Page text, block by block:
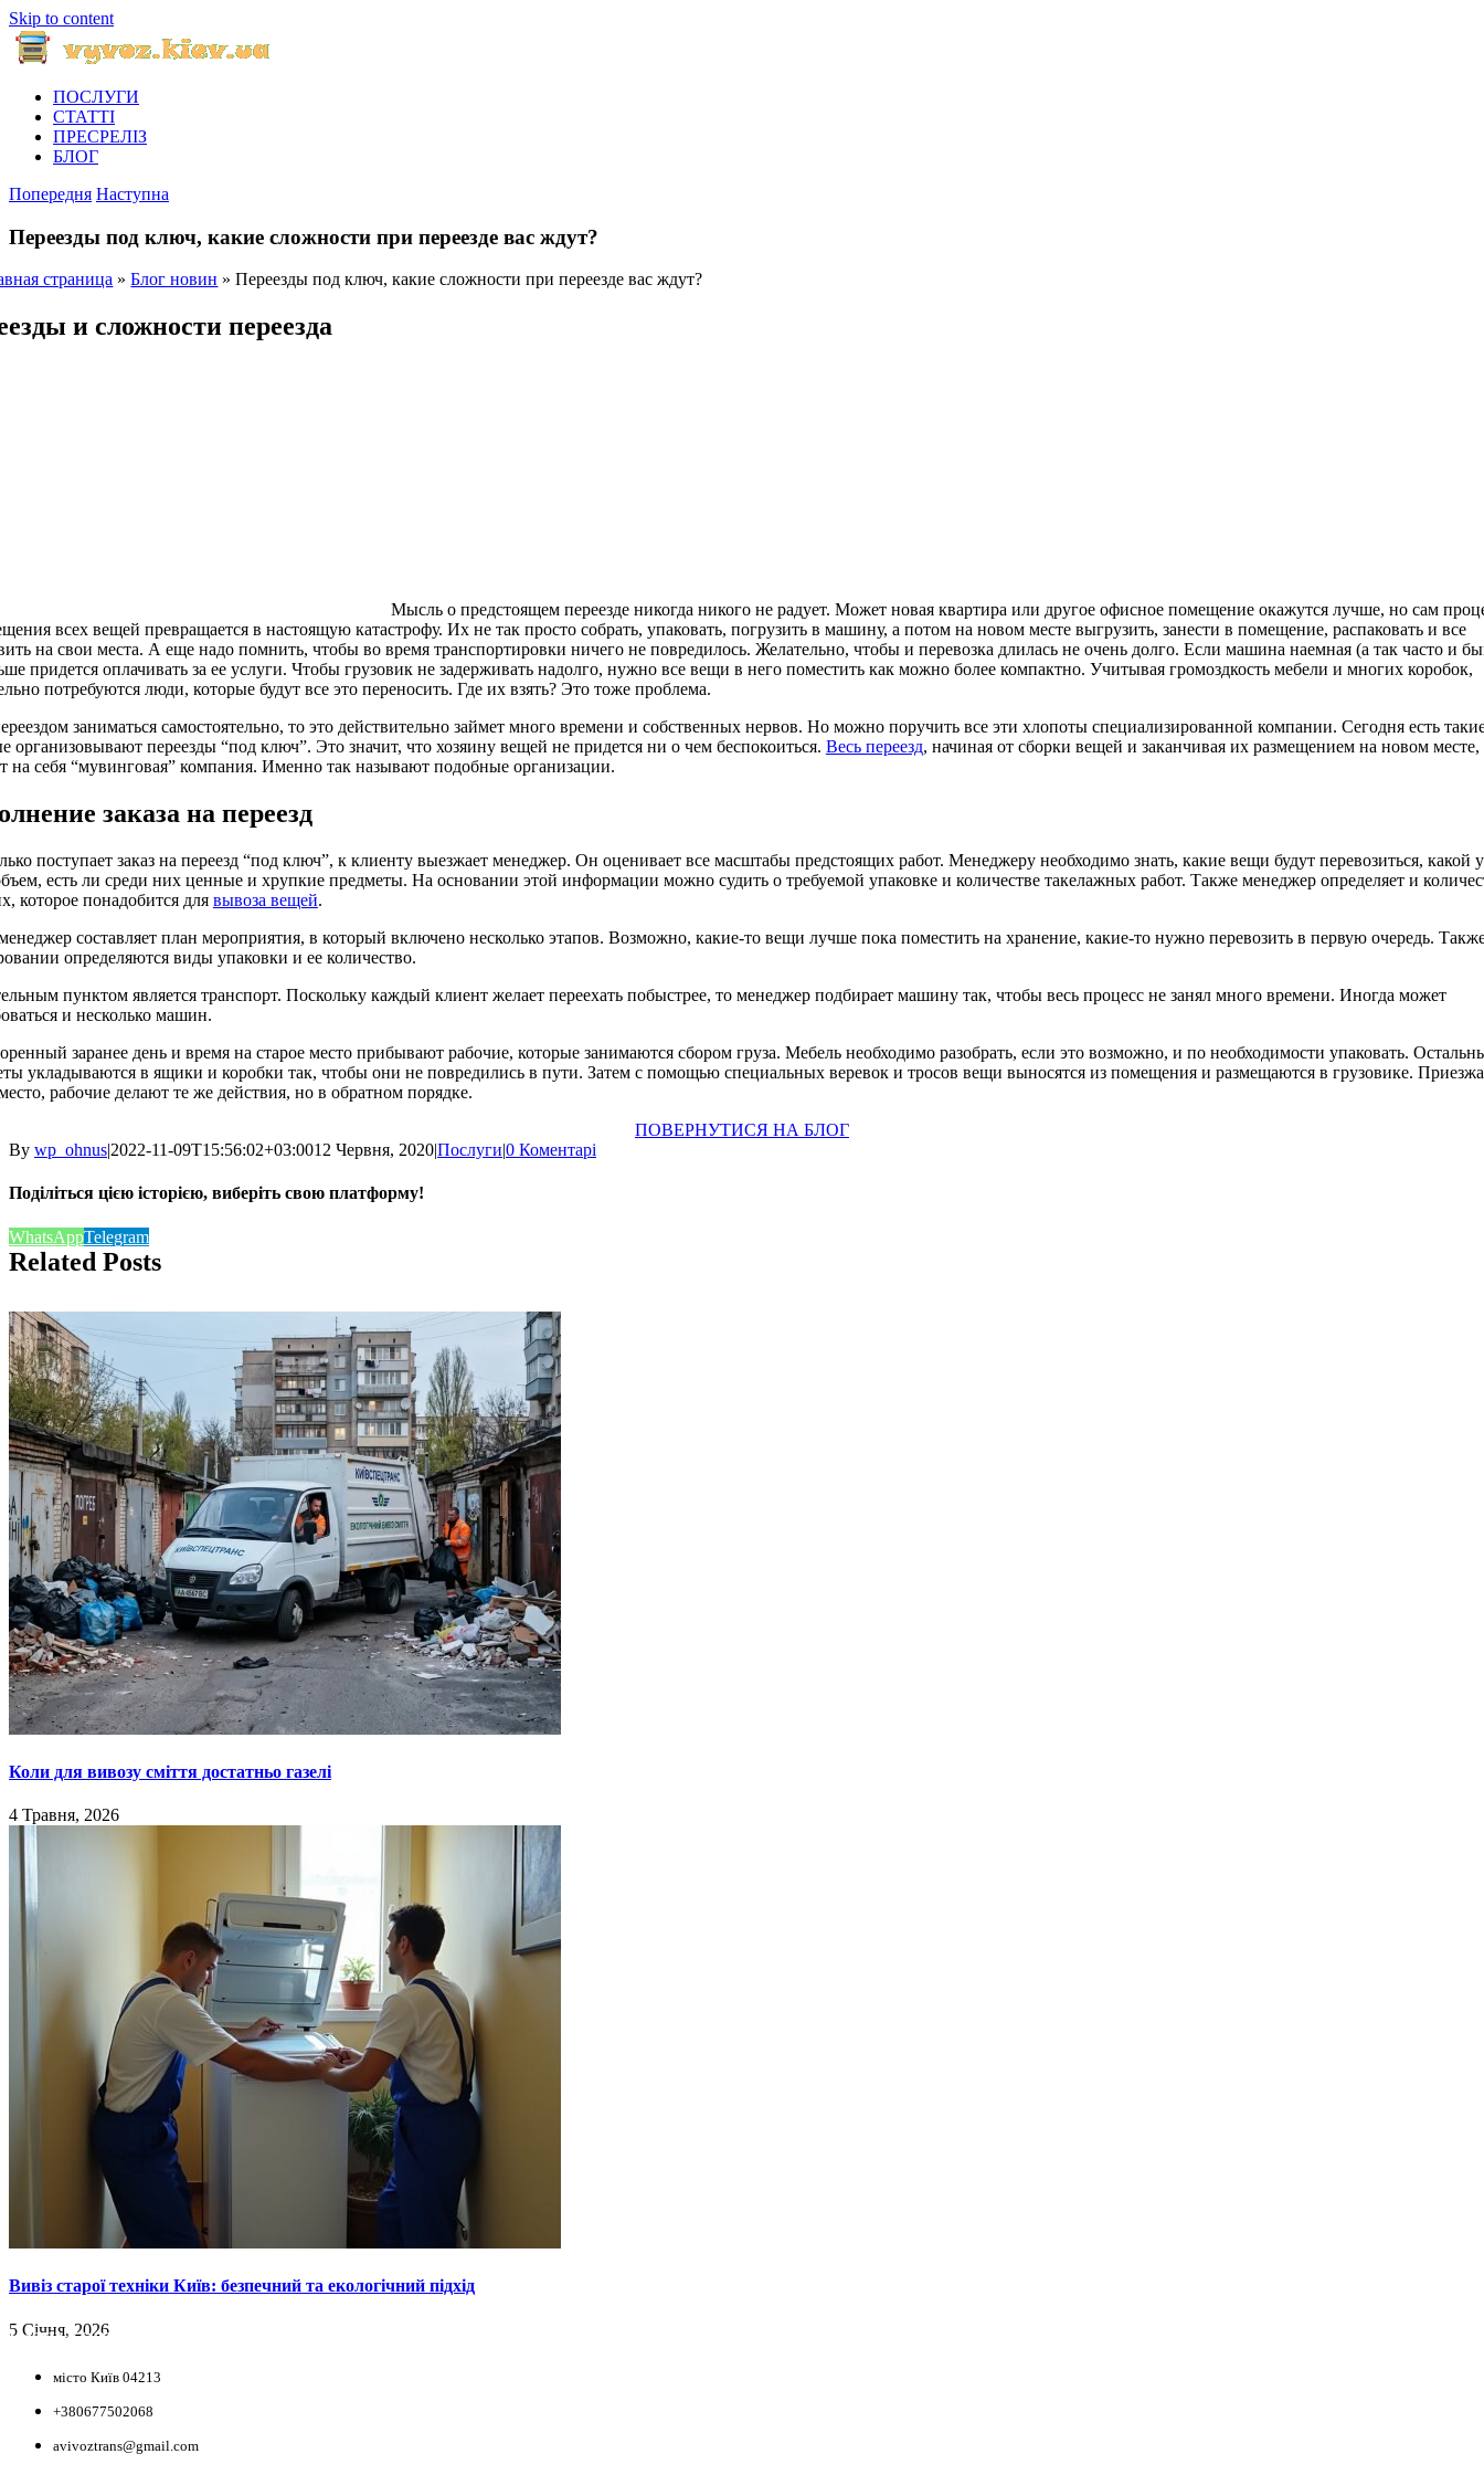
Skip to content
ПОСЛУГИ
СТАТТІ
ПРЕСРЕЛІЗ
БЛОГ
Попередня Наступна
Переезды под ключ, какие сложности при переезде вас ждут?
страница »Блог новин »Переезды под ключ, какие сложности при переезде вас ждут?
и cложности переезда
Мысль о предстоящем переезде никогда никого не радует. Может новая квартира или другое офисное помещение окажутся лучше, но сам
всех вещей превращается в настоящую катастрофу. Их не так просто собрать, упаковать, погрузить в машину, а потом на новом месте выгрузить, занести в помещение, распаковать и все
на свои места. А еще надо помнить, чтобы во время транспортировки ничего не повредилось. Желательно, чтобы и перевозка длилась не очень долго. Если машина наемная (а так часто и
придется оплачивать за ее услуги. Чтобы грузовик не задерживать надолго, нужно все вещи в него поместить как можно более компактно. Учитывая громоздкость мебели и многих коробок,
потребуются люди, которые будут все это переносить. Где их взять? Это тоже проблема.
заниматься самостоятельно, то это действительно займет много времени и собственных нервов. Но можно поручить все эти хлопоты специализированной компании. Сегодня есть
организовывают переезды “под ключ”. Это значит, что хозяину вещей не придется ни о чем беспокоиться. Весь переезд, начиная от сборки вещей и заканчивая их размещением на новом месте,
на себя “мувинговая” компания. Именно так называют подобные организации.
заказа на переезд
поступает заказ на переезд “под ключ”, к клиенту выезжает менеджер. Он оценивает все масштабы предстоящих работ. Менеджеру необходимо знать, какие вещи будут перевозиться, какой
есть ли среди них ценные и хрупкие предметы. На основании этой информации можно судить о требуемой упаковке и количестве такелажных работ. Также менеджер определяет и
которое понадобится для вывоза вещей.
составляет план мероприятия, в который включено несколько этапов. Возможно, какие-то вещи лучше пока поместить на хранение, какие-то нужно перевозить в первую очередь.
определяются виды упаковки и ее количество.
пунктом является транспорт. Поскольку каждый клиент желает переехать побыстрее, то менеджер подбирает машину так, чтобы весь процесс не занял много времени. Иногда может
и несколько машин.
заранее день и время на старое место прибывают рабочие, которые занимаются сбором груза. Мебель необходимо разобрать, если это возможно, и по необходимости упаковать.
укладываются в ящики и коробки так, чтобы они не повредились в пути. Затем с помощью специальных веревок и тросов вещи выносятся из помещения и размещаются в грузовике.
рабочие делают те же действия, но в обратном порядке.
ПОВЕРНУТИСЯ НА БЛОГ
By wp_ohnus|2022-11-09T15:56:02+03:0012 Червня, 2020|Послуги|0 Коментарі
Поділіться цією історією, виберіть свою платформу!
WhatsAppTelegram
Related Posts
Коли для вивозу сміття достатньо газелі
4 Травня, 2026
Вивіз старої техніки Київ: безпечний та екологічний підхід
5 Січня, 2026
НАШІ КООРДИНАТИ
місто Київ 04213
+380677502068
avivoztrans@gmail.com